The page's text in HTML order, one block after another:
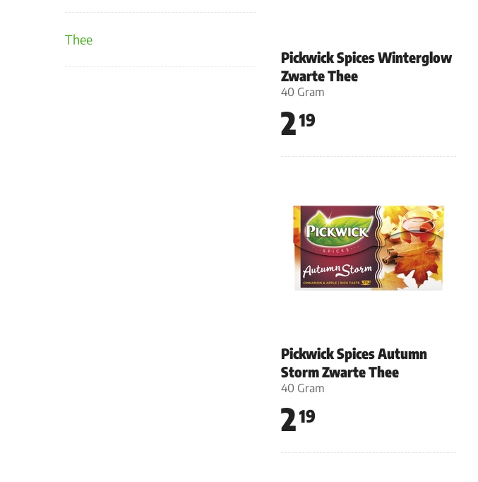
Thee
Pickwick Spices Winterglow
Zwarte Thee
40 Gram
219
Pickwick Spices Autumn
Storm Zwarte Thee
40 Gram
219